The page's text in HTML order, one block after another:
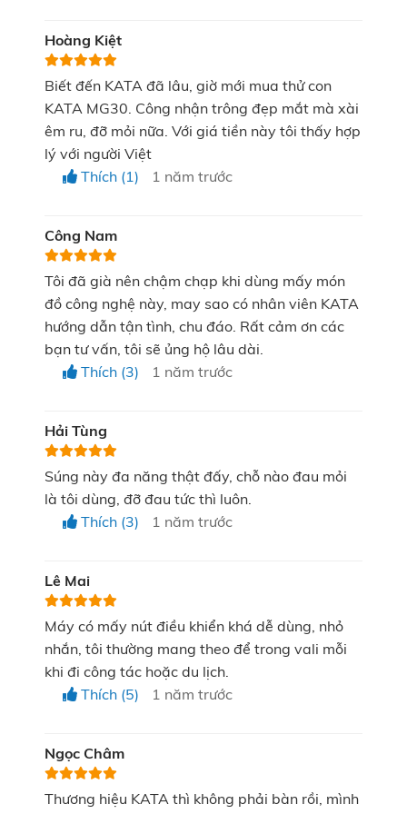
Bên cạnh đó, MG30 còn được trang bị cảm biến áp
suất (tìm hiểu chi tiết cảm biến áp suấttại đây
phép tự động điều chỉnh cường độ thông minh.
Người dùng có thể dễ dàng sử dụng máy MG30 tại
nhiều vị trí khác nhau trên cơ thể một cách nhanh
Thiết kế 04 đầu massage, tác động chuyên biệt
tới từng vùng trên cơ thể
Trên cơ thể, không chỉ có vùng cơ ở bắp tay, bắp
nhiều vị trí khác nữa. Hiểu được điều này, nhà KATA
giúp tác động chuyên biệt tới từng vùng để mang đến
hiệu quả tối ưu nhất:
Đầu hình cầu:
chịu.
Đầu chữ U: Phù hợp sử dụng cho 2 bên cột sống
Hoàng Kiệt
Biết đến KATA đã lâu, giờ mới mua thử con
KATA MG30. Công nhận trông đẹp mắt mà xài
êm ru, đỡ mỏi nữa. Với giá tiền này tôi thấy hợp
lý với người Việt
Thích (1)
1 năm trước
Công Nam
Tôi đã già nên chậm chạp khi dùng mấy món
đồ công nghệ này, may sao có nhân viên KATA
hướng dẫn tận tình, chu đáo. Rất cảm ơn các
bạn tư vấn, tôi sẽ ủng hộ lâu dài.
Thích (3)
1 năm trước
Hải Tùng
Súng này đa năng thật đấy, chỗ nào đau mỏi
là tôi dùng, đỡ đau tức thì luôn.
Thích (3)
1 năm trước
Lê Mai
Máy có mấy nút điều khiển khá dễ dùng, nhỏ
nhắn, tôi thường mang theo để trong vali mỗi
khi đi công tác hoặc du lịch.
Thích (5)
1 năm trước
Ngọc Châm
Thương hiệu KATA thì không phải bàn rồi, mình